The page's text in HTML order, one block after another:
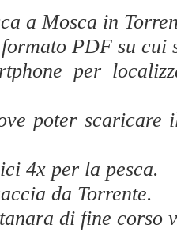
a Mosca in
PDF su cui
per
poter
4x per la pesca.
da Torrente.
di fine corso